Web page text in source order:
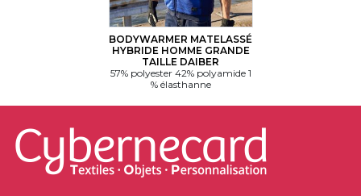
BODYWARMER MATELASSÉ
HYBRIDE HOMME GRANDE
TAILLE DAIBER
57% polyester 42% polyamide 1
% élasthanne